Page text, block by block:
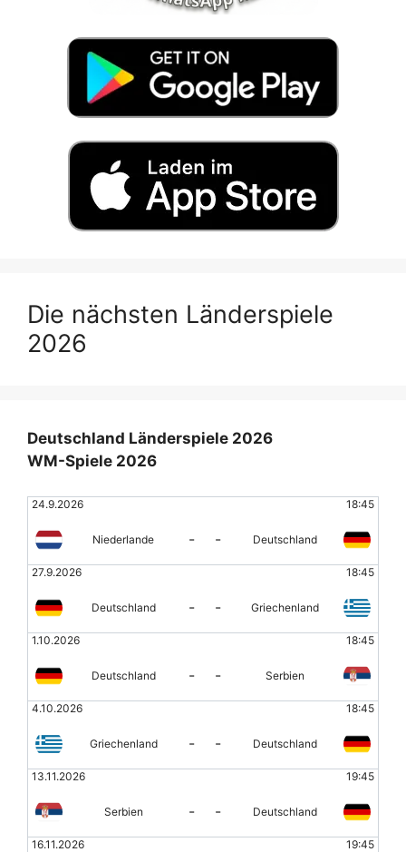
Die nächsten Länderspiele
2026
Deutschland Länderspiele 2026
WM-Spiele 2026
24.9.2026 18:45
Niederlande - - Deutschland
27.9.2026 18:45
Deutschland - - Griechenland
1.10.2026 18:45
Deutschland - - Serbien
4.10.2026 18:45
Griechenland - - Deutschland
13.11.2026 19:45
Serbien - - Deutschland
16.11.2026 19:45